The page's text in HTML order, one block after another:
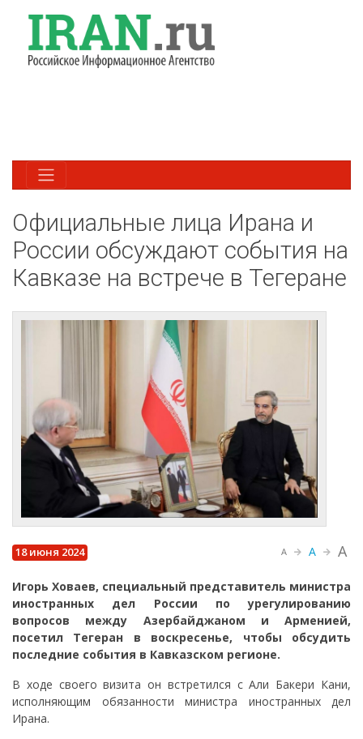
Официальные лица Ирана и
России обсуждают события на
Кавказе на встрече в Тегеране
18 июня 2024 A A A
Игорь Ховаев, специальный представитель министра
иностранных дел России по урегулированию
вопросов между Азербайджаном и Арменией,
посетил Тегеран в воскресенье, чтобы обсудить
последние события в Кавказском регионе.
В ходе своего визита он встретился с Али Бакери Кани,
исполняющим обязанности министра иностранных дел
Ирана.